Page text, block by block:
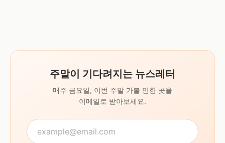
주말이 기다려지는 뉴스레터
매주 금요일, 이번 주말 가볼 만한 곳을
이메일로 받아보세요.